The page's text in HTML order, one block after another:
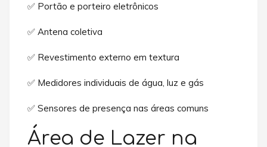
✅ Portão e porteiro eletrônicos
✅ Antena coletiva
✅ Revestimento externo em textura
✅ Medidores individuais de água, luz e gás
✅ Sensores de presença nas áreas comuns
Área de Lazer na